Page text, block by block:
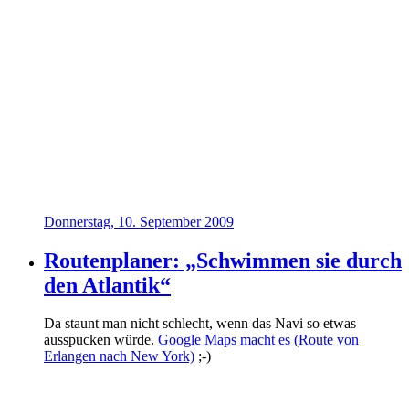
Donnerstag, 10. September 2009
Routenplaner: „Schwimmen sie durch
den Atlantik“
Da staunt man nicht schlecht, wenn das Navi so etwas
ausspucken würde. Google Maps macht es (Route von
Erlangen nach New York) ;-)